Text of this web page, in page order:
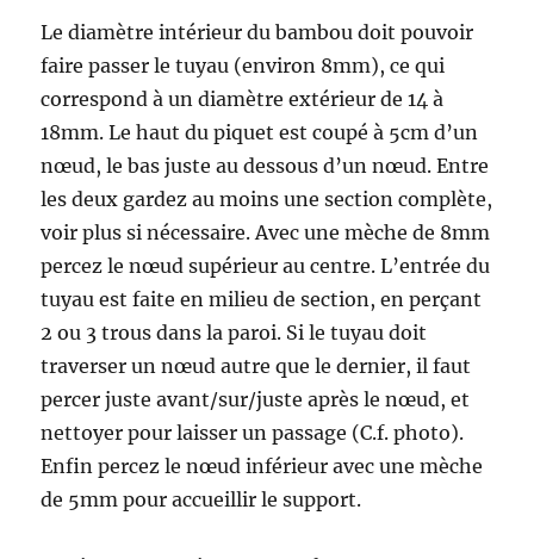
Le diamètre intérieur du bambou doit pouvoir
faire passer le tuyau (environ 8mm), ce qui
correspond à un diamètre extérieur de 14 à
18mm. Le haut du piquet est coupé à 5cm d’un
nœud, le bas juste au dessous d’un nœud. Entre
les deux gardez au moins une section complète,
voir plus si nécessaire. Avec une mèche de 8mm
percez le nœud supérieur au centre. L’entrée du
tuyau est faite en milieu de section, en perçant
2 ou 3 trous dans la paroi. Si le tuyau doit
traverser un nœud autre que le dernier, il faut
percer juste avant/sur/juste après le nœud, et
nettoyer pour laisser un passage (C.f. photo).
Enfin percez le nœud inférieur avec une mèche
de 5mm pour accueillir le support.